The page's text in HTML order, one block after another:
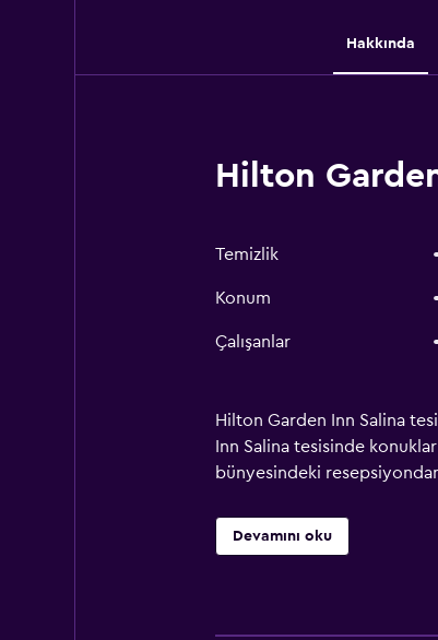
Hakkında
Hilton
Temizlik
Konum
Çalışanlar
Hilton Garden Inn Salina
Inn Salina tesisinde
bünyesindeki
Devamını oku